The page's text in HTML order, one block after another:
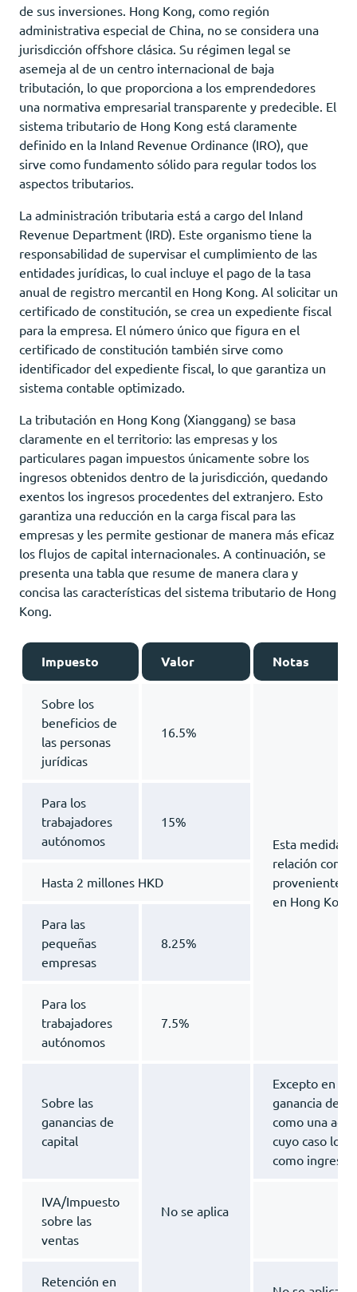
de sus inversiones. Hong Kong, como región
administrativa especial de China, no se considera una
jurisdicción offshore clásica. Su régimen legal se
asemeja al de un centro internacional de baja
tributación, lo que proporciona a los emprendedores
una normativa empresarial transparente y predecible. El
sistema tributario de Hong Kong está claramente
definido en la Inland Revenue Ordinance (IRO), que
sirve como fundamento sólido para regular todos los
aspectos tributarios.
La administración tributaria está a cargo del Inland
Revenue Department (IRD). Este organismo tiene la
responsabilidad de supervisar el cumplimiento de las
entidades jurídicas, lo cual incluye el pago de la tasa
anual de registro mercantil en Hong Kong. Al solicitar un
certificado de constitución, se crea un expediente fiscal
para la empresa. El número único que figura en el
certificado de constitución también sirve como
identificador del expediente fiscal, lo que garantiza un
sistema contable optimizado.
La tributación en Hong Kong (Xianggang) se basa
claramente en el territorio: las empresas y los
particulares pagan impuestos únicamente sobre los
ingresos obtenidos dentro de la jurisdicción, quedando
exentos los ingresos procedentes del extranjero. Esto
garantiza una reducción en la carga fiscal para las
empresas y les permite gestionar de manera más eficaz
los flujos de capital internacionales. A continuación, se
presenta una tabla que resume de manera clara y
concisa las características del sistema tributario de Hong
Kong.
Impuesto Valor Notas
Sobre los
beneficios de
las personas
jurídicas
16.5%
Esta medida
relación con
provenientes
en Hong Kong.
Para los
trabajadores
autónomos
15%
Hasta 2 millones HKD
Para las
pequeñas
empresas
8.25%
Para los
trabajadores
autónomos
7.5%
Sobre las
ganancias de
capital
No se aplica
Excepto en
ganancia de
como una
cuyo caso los
como
IVA/Impuesto
sobre las
ventas
Retención en